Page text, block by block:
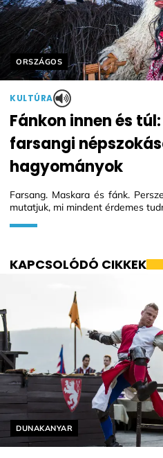
Helyszín címkék:
ORSZÁGOS
KULTÚRA
Fánkon innen és
farsangi
hagyományok
Farsang. Maskara és fánk.
mutatjuk, mi mindent érdemes
KAPCSOLÓDÓ CIKKEK
Helyszín címkék:
DUNAKANYAR